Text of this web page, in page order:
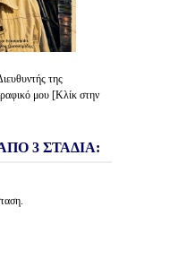
της
μου [Κλίκ στην
3 ΣΤΑΔΙΑ: